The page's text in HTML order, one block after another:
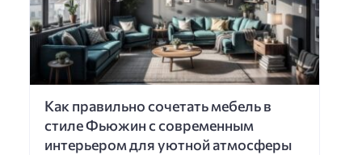
Как правильно сочетать мебель в
стиле Фьюжин с современным
интерьером для уютной атмосферы